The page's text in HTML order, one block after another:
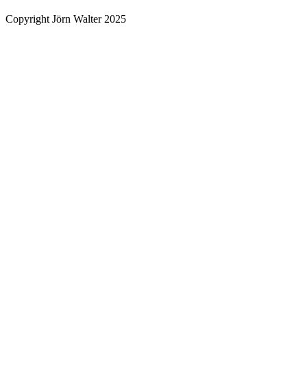
Copyright Jörn Walter 2025